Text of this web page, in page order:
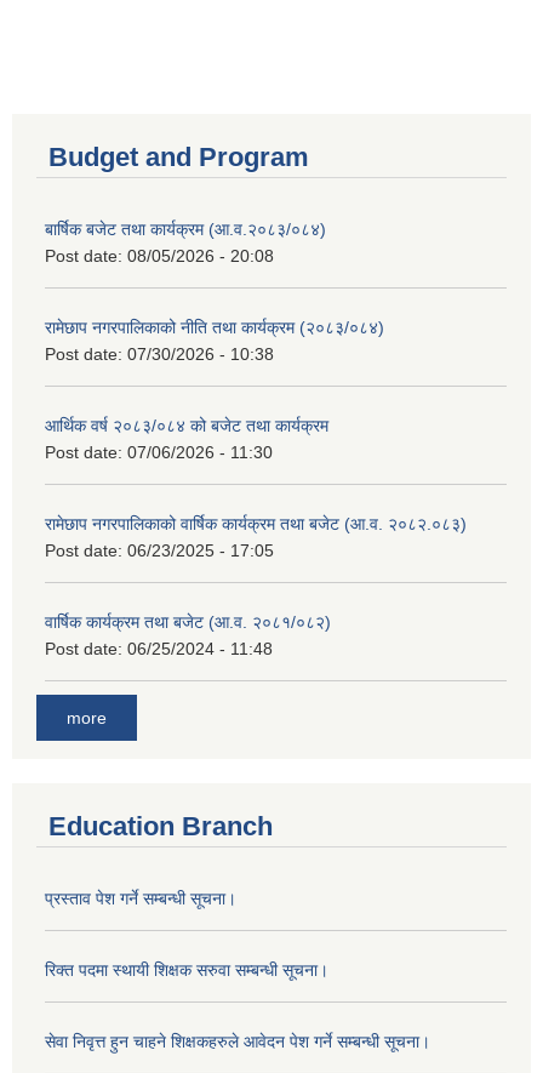
Budget and Program
बार्षिक बजेट तथा कार्यक्रम (आ.व.२०८३/०८४)
Post date: 08/05/2026 - 20:08
रामेछाप नगरपालिकाको नीति तथा कार्यक्रम (२०८३/०८४)
Post date: 07/30/2026 - 10:38
आर्थिक वर्ष २०८३/०८४ को बजेट तथा कार्यक्रम
Post date: 07/06/2026 - 11:30
रामेछाप नगरपालिकाको वार्षिक कार्यक्रम तथा बजेट (आ.व. २०८२.०८३)
Post date: 06/23/2025 - 17:05
वार्षिक कार्यक्रम तथा बजेट (आ.व. २०८१/०८२)
Post date: 06/25/2024 - 11:48
more
Education Branch
प्रस्ताव पेश गर्ने सम्बन्धी सूचना।
रिक्त पदमा स्थायी शिक्षक सरुवा सम्बन्धी सूचना।
सेवा निवृत्त हुन चाहने शिक्षकहरुले आवेदन पेश गर्ने सम्बन्धी सूचना।